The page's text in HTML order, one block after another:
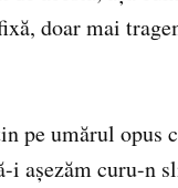
doar mai
umărul opus
așezăm curu-n